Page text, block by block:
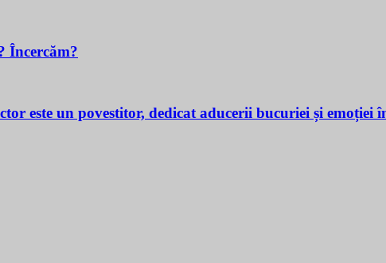
Încercăm?
este un povestitor, dedicat aducerii bucuriei și emoției